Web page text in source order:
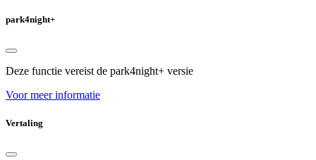
park4night+
Deze functie vereist de park4night+ versie
Voor meer informatie
Vertaling